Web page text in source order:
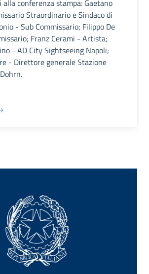
conferenza stampa: Gaetano
Straordinario e Sindaco di
- Sub Commissario; Filippo De
Franz Cerami - Artista;
- AD City Sightseeing Napoli;
- Direttore generale Stazione